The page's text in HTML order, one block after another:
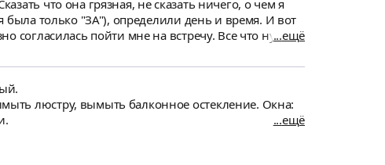
что она грязная, не сказать ничего, о чем я
только "ЗА"), определили день и время. И вот
согласилась пойти мне на встречу. Все что нужно
к уборке, за быстрый отклик. Буду привлекать её к
Обратившись к ней, Вы точно будете
ещё
люстру, вымыть балконное остекление. Окна:
ещё